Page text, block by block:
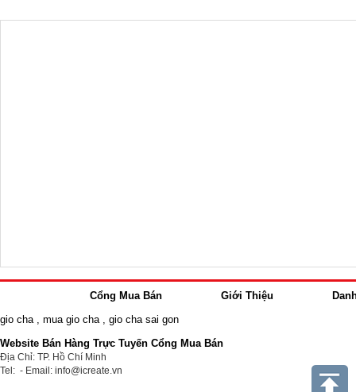
Cổng Mua Bán Giới Thiệu
gio cha
mua gio cha
gio cha sai gon
Website Bán Hàng Trực Tuyến Cổng Mua Bán
Địa Chỉ: TP. Hồ Chí Minh
Tel: - Email: info@icreate.vn